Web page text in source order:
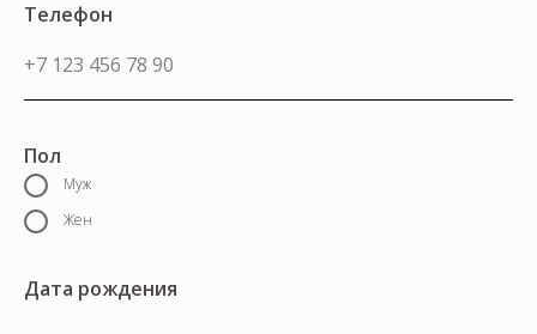
Телефон
Пол
Муж
Жен
Дата рождения